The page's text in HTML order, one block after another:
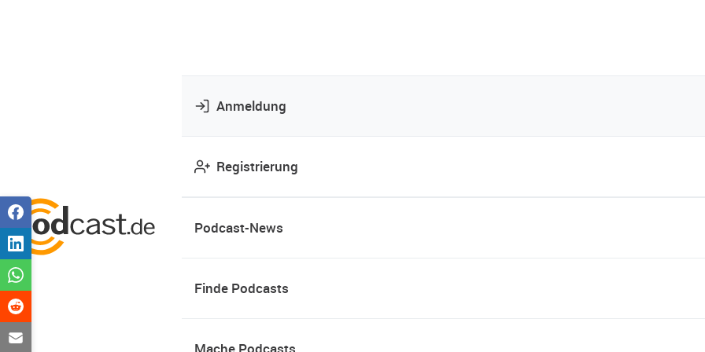
Anmeldung
Registrierung
Podcast-News
Finde Podcasts